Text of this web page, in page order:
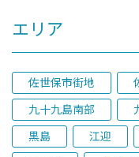
エリア
佐世保市街地
九十九島南部
黒島
江迎